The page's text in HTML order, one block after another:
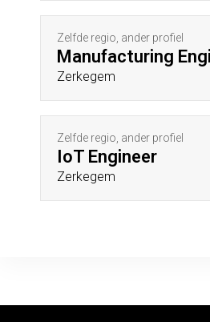
Zelfde regio, ander profiel
Manufacturing
Zerkegem
Zelfde regio, ander profiel
IoT Engineer
Zerkegem